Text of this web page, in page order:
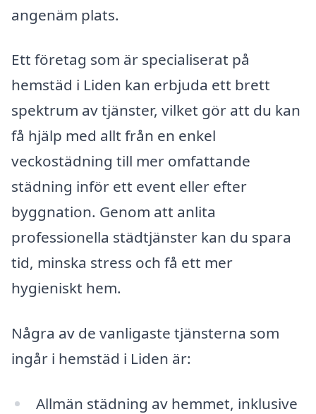
angenäm plats.
Ett företag som är specialiserat på
hemstäd i Liden kan erbjuda ett brett
spektrum av tjänster, vilket gör att du kan
få hjälp med allt från en enkel
veckostädning till mer omfattande
städning inför ett event eller efter
byggnation. Genom att anlita
professionella städtjänster kan du spara
tid, minska stress och få ett mer
hygieniskt hem.
Några av de vanligaste tjänsterna som
ingår i hemstäd i Liden är:
Allmän städning av hemmet, inklusive